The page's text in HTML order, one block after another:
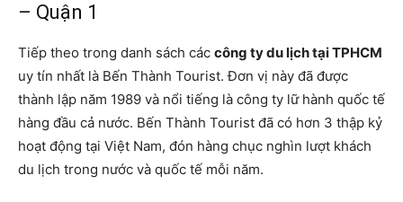
– Quận 1
Tiếp theo trong danh sách các công ty du lịch tại TPHCM
uy tín nhất là Bến Thành Tourist. Đơn vị này đã được
thành lập năm 1989 và nổi tiếng là công ty lữ hành quốc tế
hàng đầu cả nước. Bến Thành Tourist đã có hơn 3 thập kỷ
hoạt động tại Việt Nam, đón hàng chục nghìn lượt khách
du lịch trong nước và quốc tế mỗi năm.